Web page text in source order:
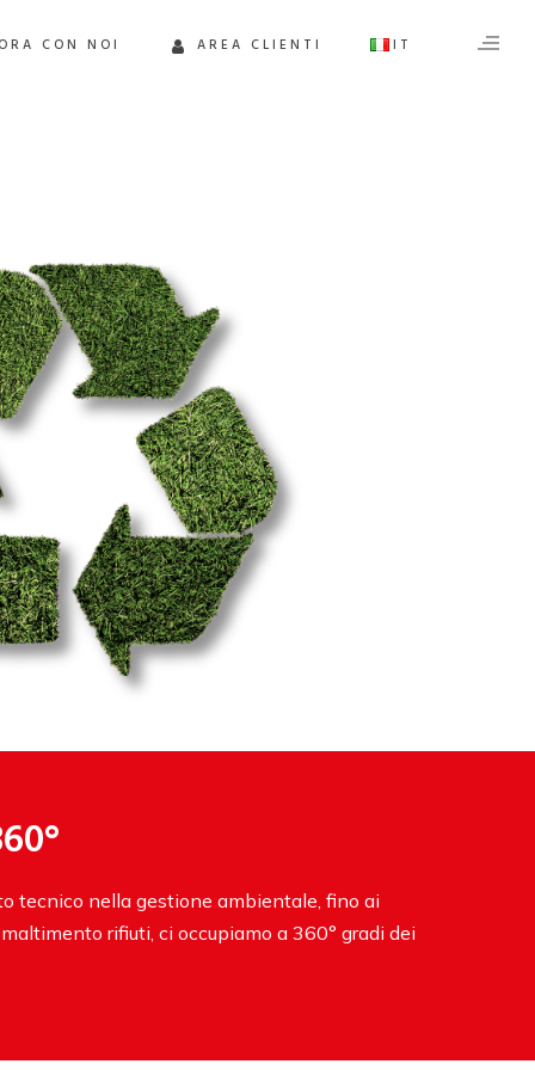
CON NOI AREA CLIENTI IT
tecnico nella gestione ambientale, fino ai
rifiuti, ci occupiamo a 360° gradi dei